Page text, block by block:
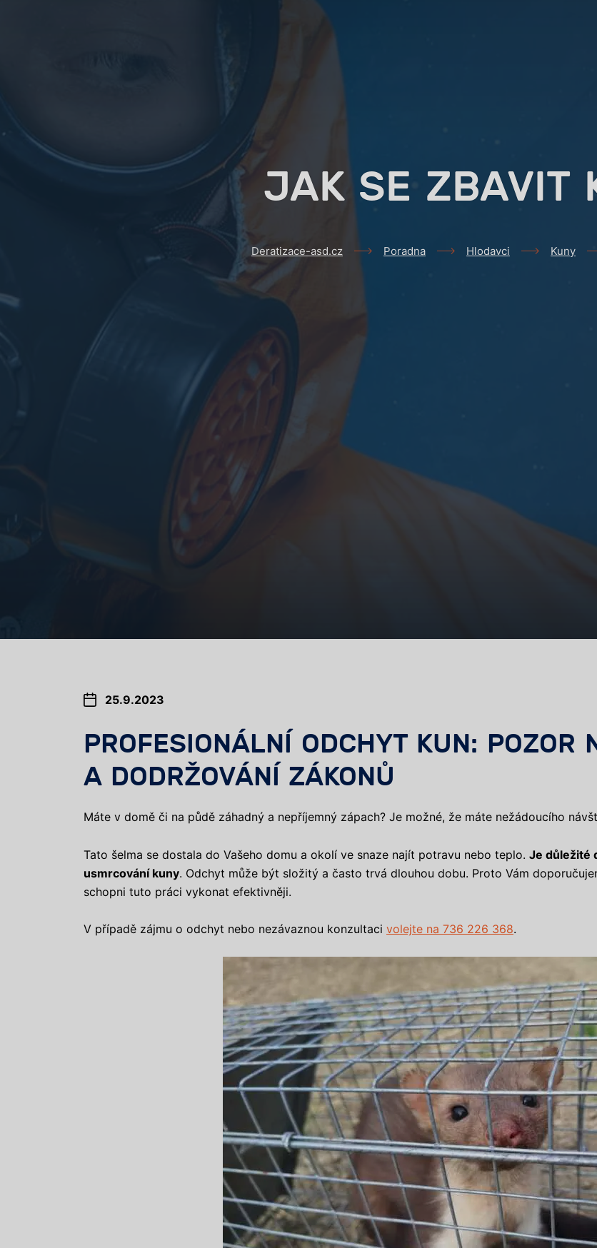
JAK SE ZBAVIT
Deratizace-asd.cz Poradna Hlodavci Kuny
25.9.2023
PROFESIONÁLNÍ ODCHYT KUN: POZOR
A DODRŽOVÁNÍ ZÁKONŮ
Máte v domě či na půdě záhadný a nepříjemný zápach? Je možné, že máte nežádoucího
Tato šelma se dostala do Vašeho domu a okolí ve snaze najít potravu nebo teplo. Je důležité
usmrcování kuny. Odchyt může být složitý a často trvá dlouhou dobu. Proto Vám
schopni tuto práci vykonat efektivněji.
V případě zájmu o odchyt nebo nezávaznou konzultaci volejte na 736 226 368.